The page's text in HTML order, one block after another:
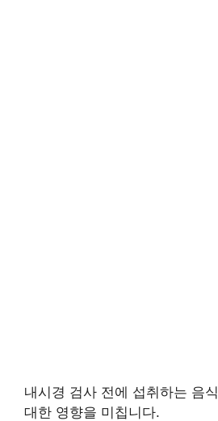
내시경 검사 전에 섭취하는 음
대한 영향을 미칩니다.